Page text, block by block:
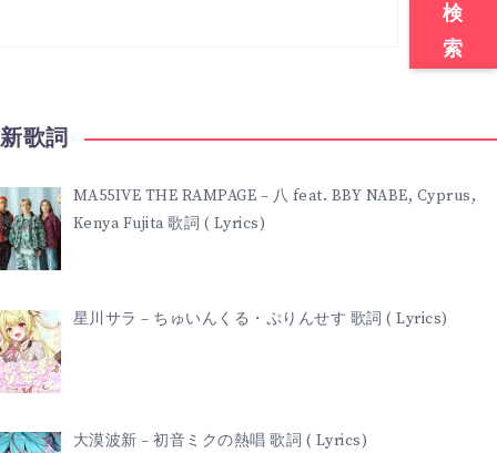
検
索
歌詞
MA55IVE THE RAMPAGE – 八 feat. BBY NABE, Cyprus,
Kenya Fujita 歌詞 ( Lyrics)
星川サラ – ちゅいんくる・ぷりんせす 歌詞 ( Lyrics)
大漠波新 – 初音ミクの熱唱 歌詞 ( Lyrics)